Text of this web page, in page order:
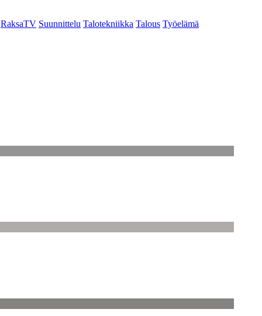
RaksaTV Suunnittelu Talotekniikka Talous Työelämä